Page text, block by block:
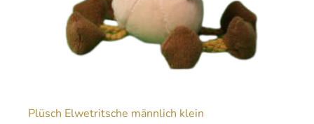
Plüsch Elwetritsche männlich klein